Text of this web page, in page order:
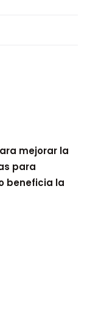
mejorar la
para
beneficia la